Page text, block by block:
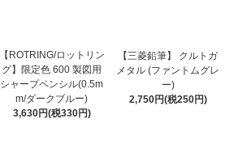
【ROTRING/ロットリン
グ】限定色 600 製図用
シャープペンシル(0.5m
m/ダークブルー)
3,630円(税330円)
【三菱鉛筆】 クルトガ
メタル (ファントムグレ
ー)
2,750円(税250円)